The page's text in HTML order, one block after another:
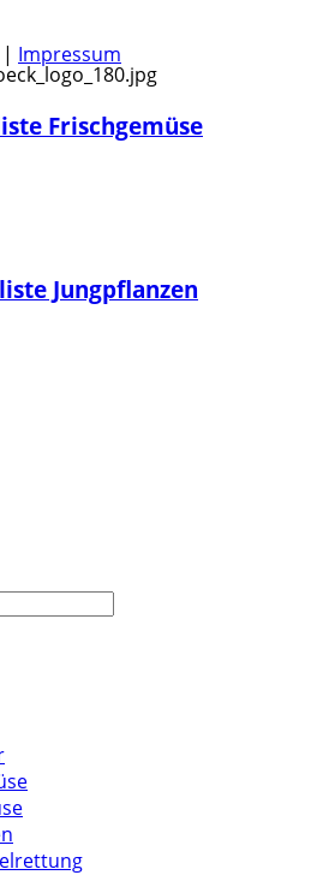
Frischgemüse
Jungpflanzen
| Impressum